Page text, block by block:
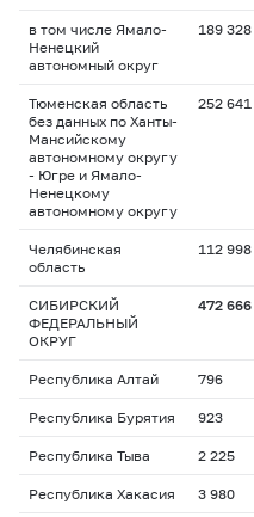
в том числе Ямало-
Ненецкий
автономный округ
189 328
Тюменская область
без данных по Ханты-
Мансийскому
автономному округу
- Югре и Ямало-
Ненецкому
автономному округу
252 641
Челябинская
область
112 998
СИБИРСКИЙ
ФЕДЕРАЛЬНЫЙ
ОКРУГ
472 666
Республика Алтай 796
Республика Бурятия 923
Республика Тыва 2 225
Республика Хакасия 3 980